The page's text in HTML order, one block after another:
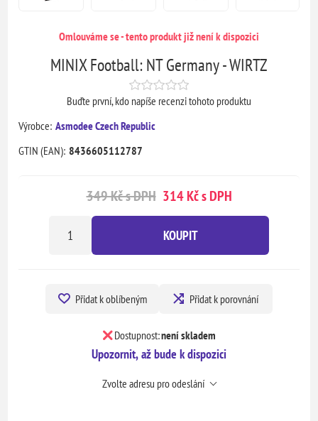
Omlouváme se - tento produkt již není k dispozici
MINIX Football: NT Germany - WIRTZ
Buďte první, kdo napíše recenzi tohoto produktu
Výrobce: Asmodee Czech Republic
GTIN (EAN): 8436605112787
349 Kč s DPH 314 Kč s DPH
KOUPIT
Přidat k oblíbeným Přidat k porovnání
Dostupnost:není skladem
Upozornit, až bude k dispozici
Zvolte adresu pro odeslání